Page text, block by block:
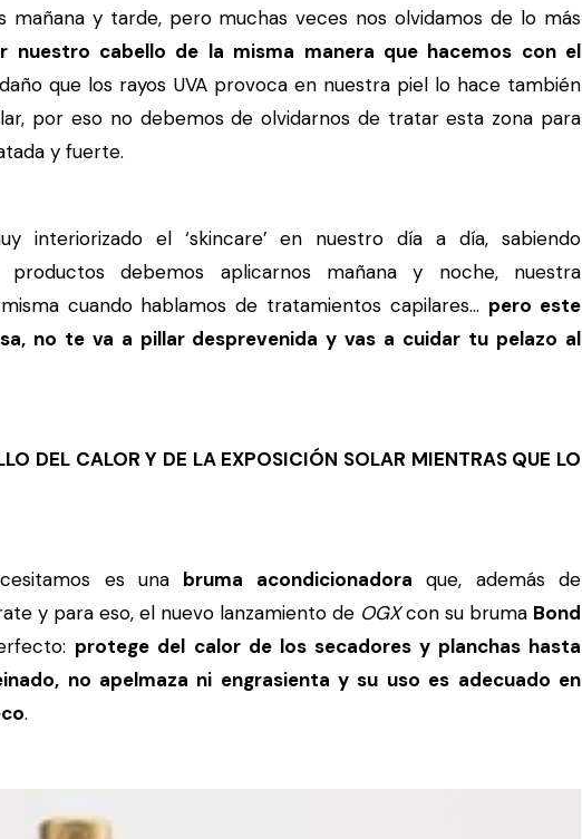
mañana y tarde, pero muchas veces nos olvidamos de lo más
nuestro cabello de la misma manera que hacemos con el
que los rayos UVA provoca en nuestra piel lo hace también
por eso no debemos de olvidarnos de tratar esta zona para
y fuerte.
interiorizado el ‘skincare’ en nuestro día a día, sabiendo
debemos aplicarnos mañana y noche, nuestra
cuando hablamos de tratamientos capilares… pero este
no te va a pillar desprevenida y vas a cuidar tu pelazo al
DEL CALOR Y DE LA EXPOSICIÓN SOLAR MIENTRAS QUE LO
es una bruma acondicionadora que, además de
y para eso, el nuevo lanzamiento de OGXcon su bruma Bond
protege del calor de los secadores y planchas hasta
no apelmaza ni engrasienta y su uso es adecuado en
.